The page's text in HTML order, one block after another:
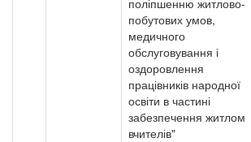
поліпшенню житлово-
побутових умов,
медичного
обслуговування і
оздоровлення
працівників народної
освіти в частині
забезпечення житлом
вчителів"